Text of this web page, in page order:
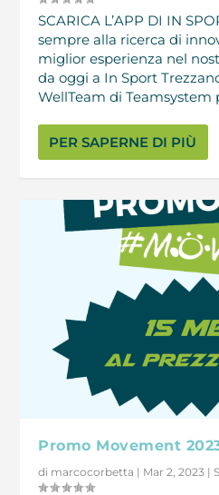
SCARICA L’APP DI IN
sempre alla ricerca di
miglior esperienza nel
da oggi a In Sport
WellTeam di Teamsystem
PER SAPERNE DI PIÙ
Promo Movement
di marcocorbetta | Mar 2, 2023 |